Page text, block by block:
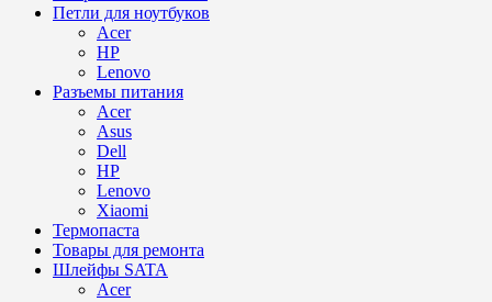
Петли для ноутбуков
Acer
HP
Lenovo
Разъемы питания
Acer
Asus
Dell
HP
Lenovo
Xiaomi
Термопаста
Товары для ремонта
Шлейфы SATA
Acer